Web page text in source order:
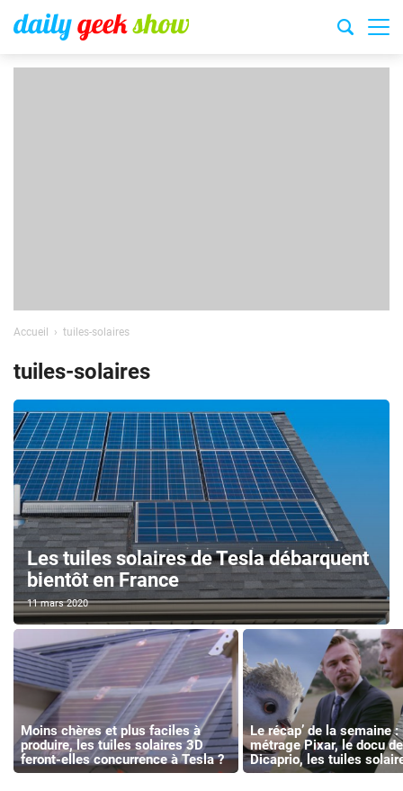
Accueil tuiles-solaires
tuiles-solaires
Les tuiles solaires de Tesla débarquent
bientôt en France
11 mars 2020
Moins chères et plus faciles à
produire, les tuiles solaires 3D
feront-elles concurrence à Tesla ?
Le récap’ de la semaine
métrage Pixar, le docu
Dicaprio, les tuiles